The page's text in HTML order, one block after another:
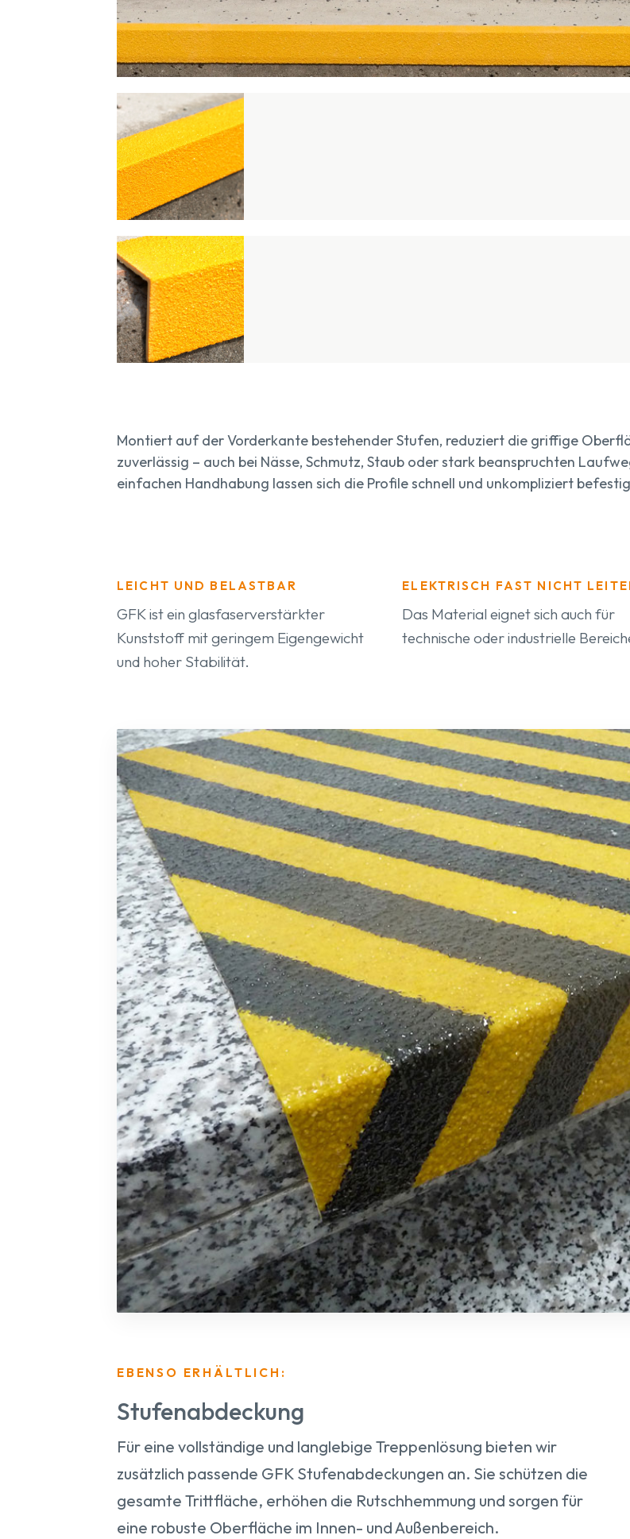
Montiert auf der Vorderkante bestehender Stufen, reduziert die griffige
zuverlässig – auch bei Nässe, Schmutz, Staub oder stark beanspruchten
einfachen Handhabung lassen sich die Profile schnell und unkompliziert
LEICHT UND BELASTBAR
GFK ist ein glasfaserverstärkter
Kunststoff mit geringem Eigengewicht
und hoher Stabilität.
ELEKTRISCH FAST NICHT
Das Material eignet sich auch für
technische oder industrielle
EBENSO ERHÄLTLICH:
Stufenabdeckung
Für eine vollständige und langlebige Treppenlösung bieten wir
zusätzlich passende GFK Stufenabdeckungen an. Sie schützen die
gesamte Trittfläche, erhöhen die Rutschhemmung und sorgen für
eine robuste Oberfläche im Innen- und Außenbereich.